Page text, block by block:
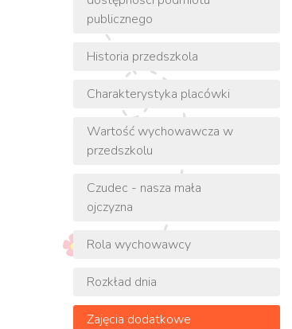
publicznego
Historia przedszkola
Charakterystyka placówki
Wartość wychowawcza w
przedszkolu
Czudec - nasza mała
ojczyzna
Rola wychowawcy
Rozkład dnia
Zajęcia dodatkowe